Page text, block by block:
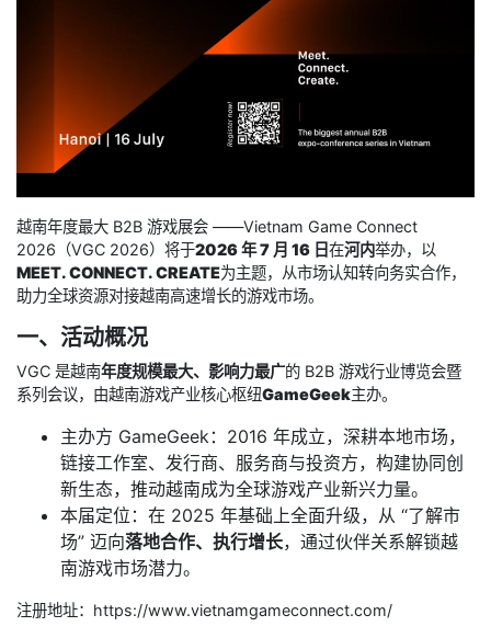
越南年度最大 B2B 游戏展会 ——Vietnam Game Connect
2026（VGC 2026）将于2026 年 7 月 16 日在河内举办，以
MEET. CONNECT. CREATE为主题，从市场认知转向务实合作，
助力全球资源对接越南高速增长的游戏市场。
一、活动概况
VGC 是越南年度规模最大、影响力最广的 B2B 游戏行业博览会暨
系列会议，由越南游戏产业核心枢纽GameGeek主办。
主办方 GameGeek：2016 年成立，深耕本地市场，
链接工作室、发行商、服务商与投资方，构建协同创
新生态，推动越南成为全球游戏产业新兴力量。
本届定位：在 2025 年基础上全面升级，从 “了解市
场” 迈向落地合作、执行增长，通过伙伴关系解锁越
南游戏市场潜力。
注册地址：https://www.vietnamgameconnect.com/